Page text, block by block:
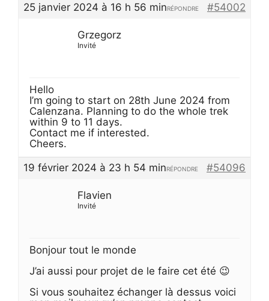
25 janvier 2024 à 16 h 56 min
#54002
RÉPONDRE
Grzegorz
Invité
Hello
I’m going to start on 28th June 2024 from
Calenzana. Planning to do the whole trek
within 9 to 11 days.
Contact me if interested.
Cheers.
19 février 2024 à 23 h 54 min
#54096
RÉPONDRE
Flavien
Invité
Bonjour tout le monde
J’ai aussi pour projet de le faire cet été 😉
Si vous souhaitez échanger là dessus voici